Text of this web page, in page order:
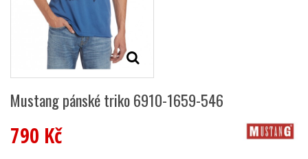
Mustang pánské triko 6910-1659-546
790 Kč